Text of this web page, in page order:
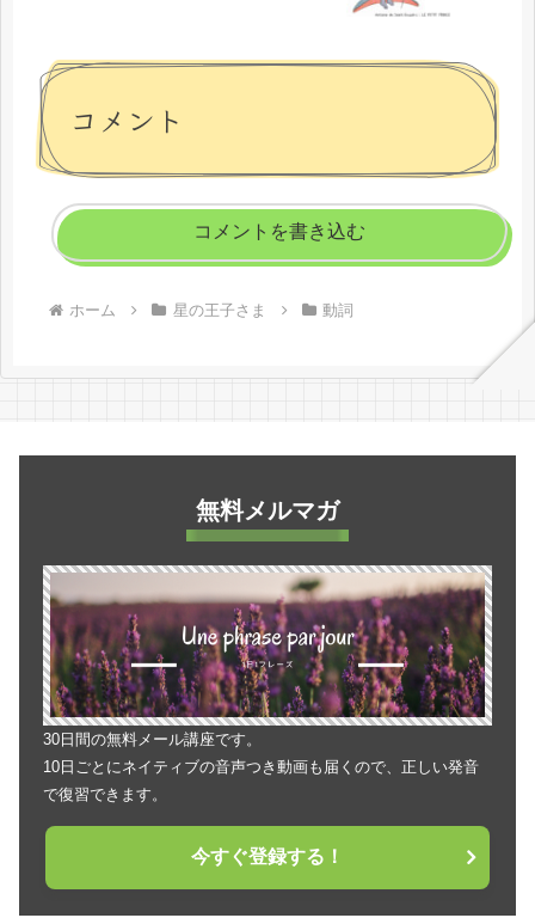
コメント
コメントを書き込む
ホーム 星の王子さま 動詞
無料メルマガ
30日間の無料メール講座です。
10日ごとにネイティブの音声つき動画も届くので、正しい発音
で復習できます。
今すぐ登録する！